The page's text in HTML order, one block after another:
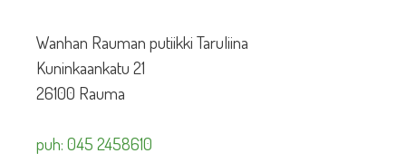
Wanhan Rauman putiikki Taruliina
Kuninkaankatu 21
26100 Rauma
puh: 045 2458610